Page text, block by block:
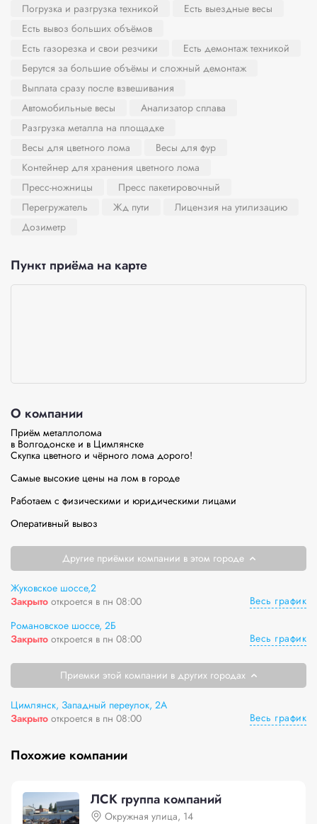
Погрузка и разгрузка техникой
Есть выездные весы
Есть вывоз больших объёмов
Есть газорезка и свои резчики
Есть демонтаж техникой
Берутся за большие объёмы и сложный демонтаж
Выплата сразу после взвешивания
Автомобильные весы
Анализатор сплава
Разгрузка металла на площадке
Весы для цветного лома
Весы для фур
Контейнер для хранения цветного лома
Пресс-ножницы
Пресс пакетировочный
Перегружатель
Жд пути
Лицензия на утилизацию
Дозиметр
Пункт приёма на карте
О компании
Приём металлолома
в Волгодонске и в Цимлянске
Скупка цветного и чёрного лома дорого!
Самые высокие цены на лом в городе
Работаем с физическими и юридическими лицами
Оперативный вывоз
Другие приёмки компании в этом городе
Жуковское шоссе,2
Закрыто откроется в пн 08:00
Весь график
Романовское шоссе, 2Б
Закрыто откроется в пн 08:00 Весь график
Приемки этой компании в других городах
Цимлянск, Западный переулок, 2А
Закрыто откроется в пн 08:00 Весь график
Похожие компании
ЛСК группа компаний
Окружная улица, 14